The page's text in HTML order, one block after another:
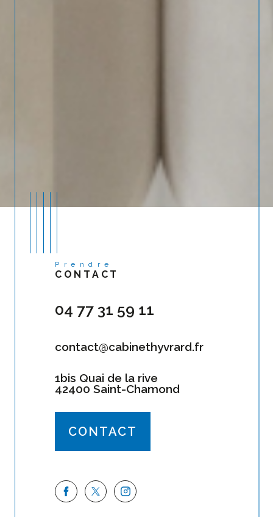
Prendre
CONTACT
04 77 31 59 11
contact@cabinethyvrard.fr
1bis Quai de la rive
42400 Saint-Chamond
CONTACT